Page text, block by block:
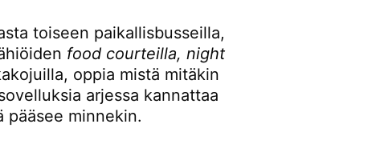
toiseen paikallisbusseilla,
food courteilla, night
oppia mistä mitäkin
arjessa kannattaa
pääsee minnekin.